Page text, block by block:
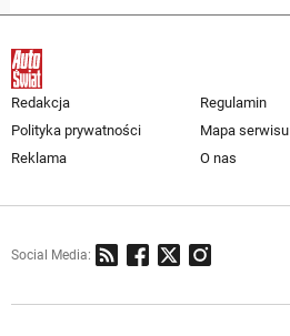
Redakcja
Regulamin
Polityka prywatności
Mapa serwisu
Reklama
O nas
Social Media: